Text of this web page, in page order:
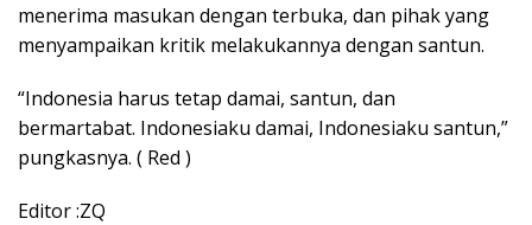
menerima masukan dengan terbuka, dan pihak yang
menyampaikan kritik melakukannya dengan santun.
“Indonesia harus tetap damai, santun, dan
bermartabat. Indonesiaku damai, Indonesiaku santun,”
pungkasnya. ( Red )
Editor :ZQ